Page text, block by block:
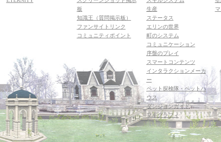
板
知識王（質問掲示板）
ファンサイトリンク
コミュニティポイント
生産
ステータス
エリンの世界
町のシステム
コミュニケーション
序盤のプレイ
スマートコンテンツ
インタラクションメーカ
ー
ペット探検隊・ペットハ
ウス
ダンジョンガイド
マギグラフィ